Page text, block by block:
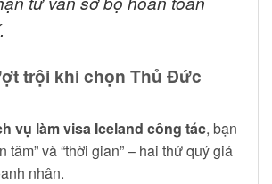
trội khi chọn Thủ Đức
vụ làm visa Iceland công tác, bạn
tâm” và “thời gian” – hai thứ quý giá
nhân.